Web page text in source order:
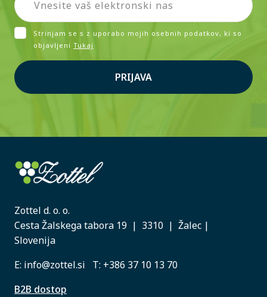
Strinjam se s z uporabo mojih osebnih podatkov, ki so
objavljeni Tukaj
PRIJAVA
Zottel d. o. o.
Cesta Žalskega tabora 19 | 3310 | Žalec |
Slovenija
E: info@zottel.si T: +386 37 10 13 70
B2B dostop